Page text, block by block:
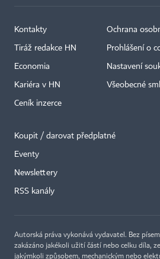
Kontakty
Tiráž redakce HN
Economia
Kariéra v HN
Ceník inzerce
Ochrana
Prohlášení o
Nastavení
Všeobecné
Koupit / darovat předplatné
Eventy
Newslettery
RSS kanály
Autorská práva vykonává vydavatel. Bez
zakázáno jakékoli užití částí nebo celku díla,
jakýmkoli způsobem, mechanickým nebo